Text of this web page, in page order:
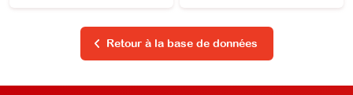
Retour à la base de données